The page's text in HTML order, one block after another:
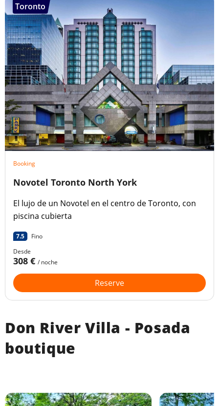
Toronto
Booking
Novotel Toronto North York
El lujo de un Novotel en el centro de Toronto, con
piscina cubierta
7.5
Fino
Desde
308 € / noche
Reserve
Don River Villa - Posada
boutique